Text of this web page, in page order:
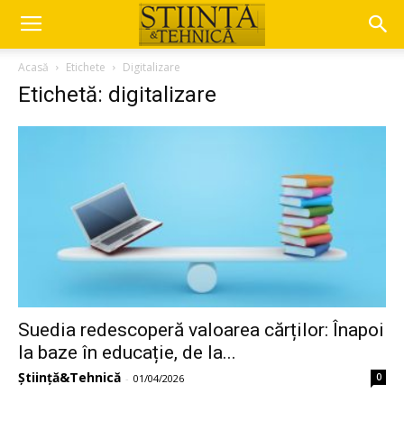
Acasă Etichete Digitalizare
Etichetă: digitalizare
Suedia redescoperă valoarea cărților: Înapoi
la baze în educație, de la...
Știință&Tehnică - 01/04/2026 0